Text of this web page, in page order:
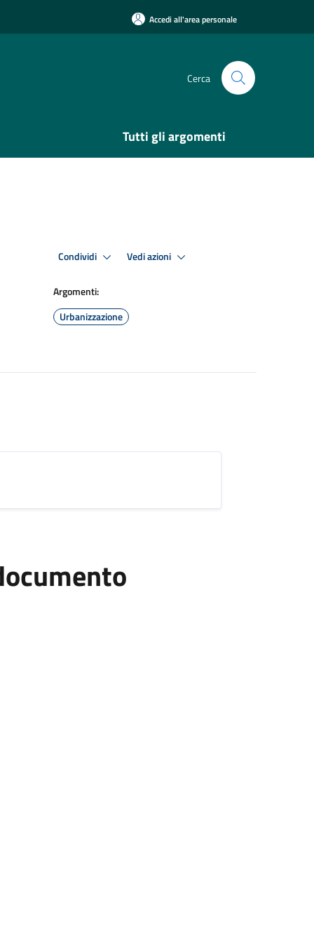
Accedi all'area personale
Cerca
Tutti gli argomenti
Condividi Vedi azioni
Argomenti:
Urbanizzazione